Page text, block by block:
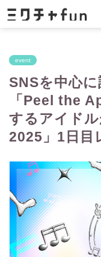
event
SNSを中心
「Peel the
するアイド
2025」1日目